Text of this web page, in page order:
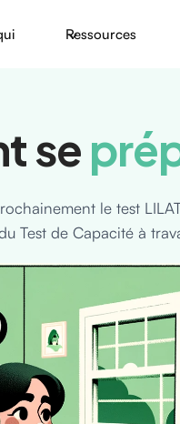
Ressources
se
le test
Test de Capacité à